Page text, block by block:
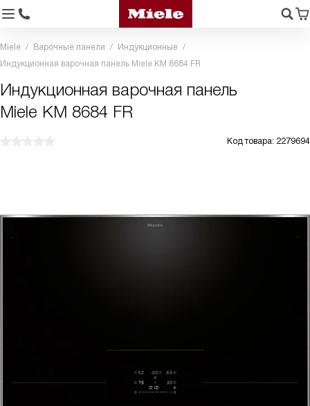
Miele Варочные панели
Индукционные
Индукционная варочная панель Miele KM 8684 FR
Индукционная варочная панель
Miele KM 8684 FR
Код товара: 2279694